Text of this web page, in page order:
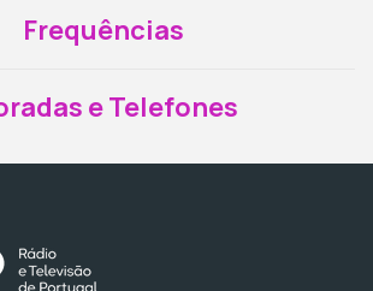
Frequências
e Telefones